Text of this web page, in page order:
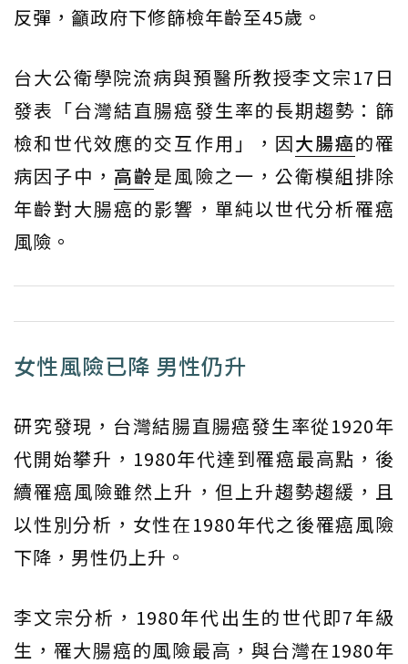
反彈，籲政府下修篩檢年齡至45歲。
台大公衛學院流病與預醫所教授李文宗17日
發表「台灣結直腸癌發生率的長期趨勢：篩
檢和世代效應的交互作用」，因大腸癌的罹
病因子中， 高齡是風險之一，公衛模組排除
年齡對大腸癌的影響，單純以世代分析罹癌
風險。
女性風險已降 男性仍升
研究發現，台灣結腸直腸癌發生率從1920年
代開始攀升，1980年代達到罹癌最高點，後
續罹癌風險雖然上升，但上升趨勢趨緩，且
以性別分析，女性在1980年代之後罹癌風險
下降，男性仍上升。
李文宗分析，1980年代出生的世代即7年級
生，罹大腸癌的風險最高，與台灣在1980年